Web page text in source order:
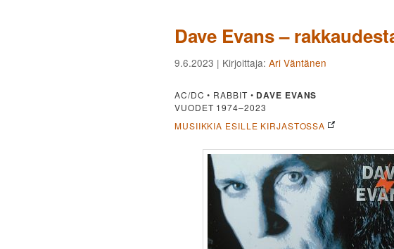
Dave Evans –
9.6.2023 | Kirjoittaja: Ari Väntänen
AC/DC • RABBIT • DAVE EVANS
VUODET 1974–2023
MUSIIKKIA ESILLE KIRJASTOSSA